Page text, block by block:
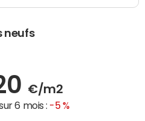
neufs
€/m2
6 mois : -5 %